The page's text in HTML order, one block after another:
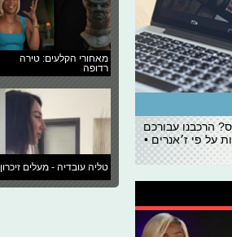
מאחורי הקלעים: טירה
רדופה
טליה עובדיה - מעלים זיכרון
הרכבנו עבורכם
על פי ז׳אנרים •